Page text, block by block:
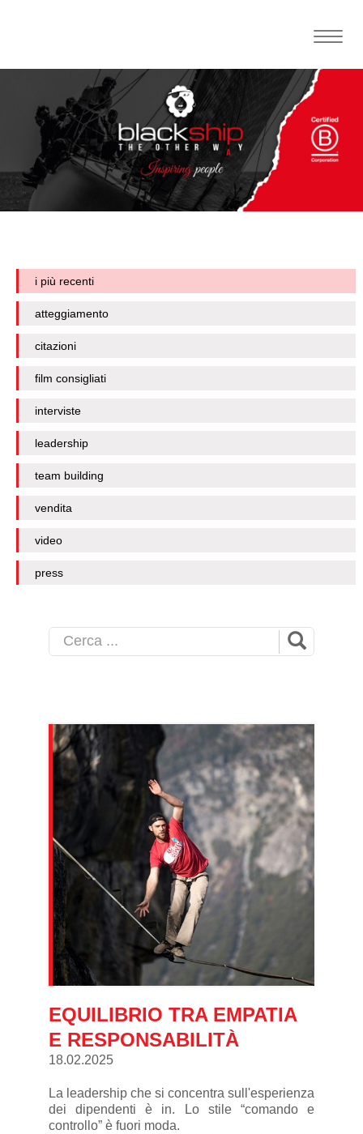
Toggle
i più recenti
atteggiamento
citazioni
film consigliati
interviste
leadership
team building
vendita
video
press
EQUILIBRIO TRA EMPATIA
E RESPONSABILITÀ
18.02.2025
La leadership che si concentra sull'esperienza
dei dipendenti è in. Lo stile “comando e
controllo” è fuori moda.